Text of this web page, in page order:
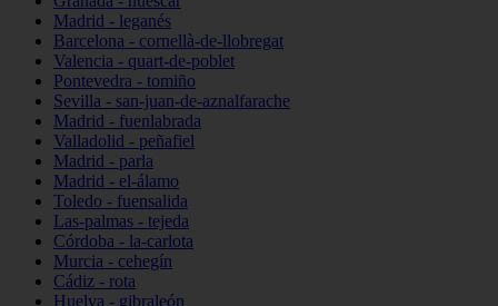
Madrid - leganés
Barcelona - cornellà-de-llobregat
Valencia - quart-de-poblet
Pontevedra - tomiño
Sevilla - san-juan-de-aznalfarache
Madrid - fuenlabrada
Valladolid - peñafiel
Madrid - parla
Madrid - el-álamo
Toledo - fuensalida
Las-palmas - tejeda
Córdoba - la-carlota
Murcia - cehegín
Cádiz - rota
Huelva - gibraleón